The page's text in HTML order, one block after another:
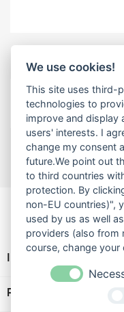
Aktuell
INFORMATIONEN
RECHTLICHES
We use cookies!
This site uses third-
technologies to
improve and display
users' interests. I
change my consent
future.We point out
to third countries
protection. By
non-EU countries)",
used by us as well
providers (also from
course, change